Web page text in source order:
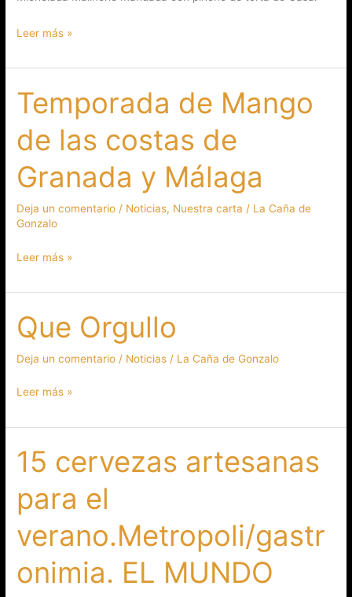
Leer más »
Temporada de Mango
de las costas de
Granada y Málaga
Deja un comentario / Noticias, Nuestra carta / La Caña de
Gonzalo
Temporada
de
Mango
de
las
costas
de
Granada
yLeer más »
Que Orgullo
Deja un comentario / Noticias / La Caña de Gonzalo
Que
Orgullo
Leer más »
15 cervezas artesanas
para el
verano.Metropoli/gastr
onimia. EL MUNDO
15
cervezas
artesanas
para
el
verano.Metropoli/gastronimia.
EL